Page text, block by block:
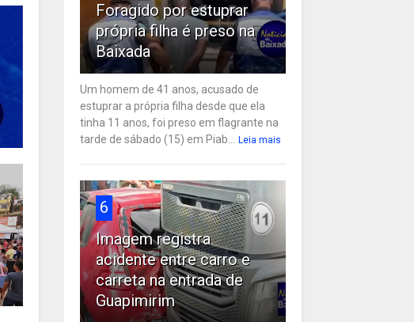
Foragido por estuprar
própria filha é preso na
Baixada
Um homem de 41 anos, acusado de
estuprar a própria filha desde que ela
tinha 11 anos, foi preso em flagrante na
tarde de sábado (15) em Piab... Leia mais
6
Imagem registra
acidente entre carro e
carreta na entrada de
Guapimirim